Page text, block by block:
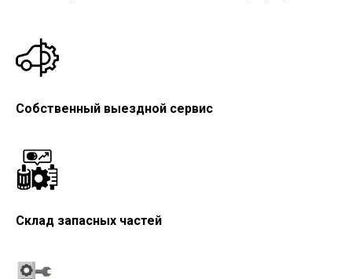
Собственный выездной сервис
Склад запасных частей